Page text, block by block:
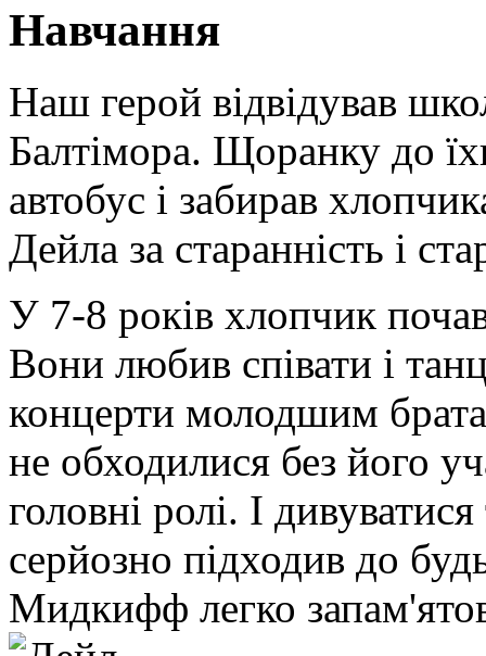
Навчання
Наш герой відвідував
Балтімора. Щоранку до
автобус і забирав
Дейла за старанність і
У 7-8 років хлопчик
Вони любив співати і
концерти молодшим
не обходилися без його
головні ролі. І
серйозно підходив до
Мидкифф легко